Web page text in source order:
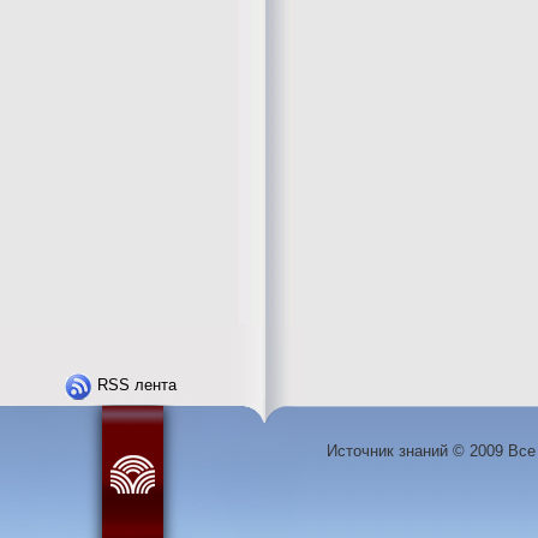
RSS лента
Источник знаний © 2009